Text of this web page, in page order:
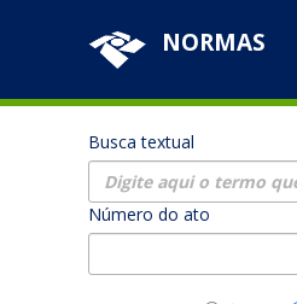
NORMAS
Busca textual
Número do ato